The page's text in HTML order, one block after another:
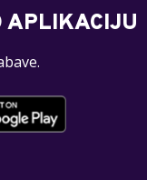
APLIKACIJU